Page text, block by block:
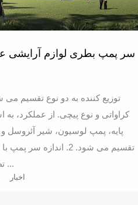
سر پمپ بطری لوازم آرایشی
کراواتی و نوع پیچی. از عملکرد، به
پایه، پمپ لوسیون، شیر آئروسل
تقسیم می شود. 2. اندازه
تطبیق تعیین ...
اخبار